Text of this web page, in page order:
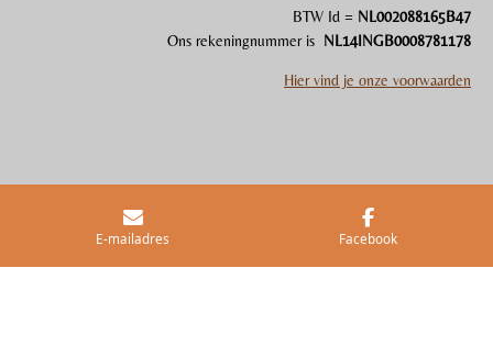
BTW Id = NL002088165B47
Ons rekeningnummer is NL14INGB0008781178
Hier vind je onze voorwaarden
Deel Share
© 2023 Studio Barne
E-mailadres Facebook